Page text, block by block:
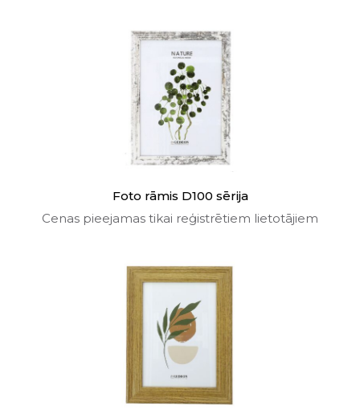
Foto rāmis D100 sērija
Cenas pieejamas tikai reģistrētiem lietotājiem